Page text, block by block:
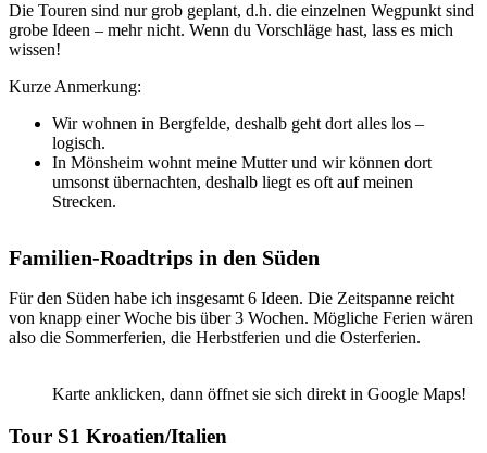
Die Touren sind nur grob geplant, d.h. die einzelnen Wegpunkt sind
grobe Ideen – mehr nicht. Wenn du Vorschläge hast, lass es mich
wissen!
Kurze Anmerkung:
Wir wohnen in Bergfelde, deshalb geht dort alles los –
logisch.
In Mönsheim wohnt meine Mutter und wir können dort
umsonst übernachten, deshalb liegt es oft auf meinen
Strecken.
Familien-Roadtrips in den Süden
Für den Süden habe ich insgesamt 6 Ideen. Die Zeitspanne reicht
von knapp einer Woche bis über 3 Wochen. Mögliche Ferien wären
also die Sommerferien, die Herbstferien und die Osterferien.
Karte anklicken, dann öffnet sie sich direkt in Google Maps!
Tour S1 Kroatien/Italien